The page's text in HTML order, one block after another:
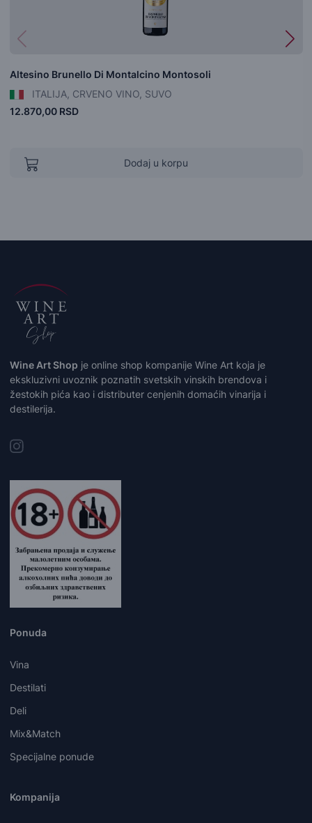
Altesino Brunello Di Montalcino Montosoli
ITALIJA, CRVENO VINO, SUVO
12.870,00 RSD
Dodaj u korpu
Wine Art Shop je online shop kompanije Wine Art koja je
ekskluzivni uvoznik poznatih svetskih vinskih brendova i
žestokih pića kao i distributer cenjenih domaćih vinarija i
destilerija.
Ponuda
Vina
Destilati
Deli
Mix&Match
Specijalne ponude
Kompanija